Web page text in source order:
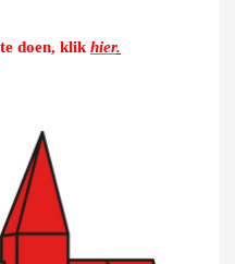
doen, klik hier.